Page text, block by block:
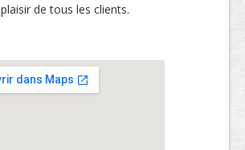
plaisir de tous les clients.